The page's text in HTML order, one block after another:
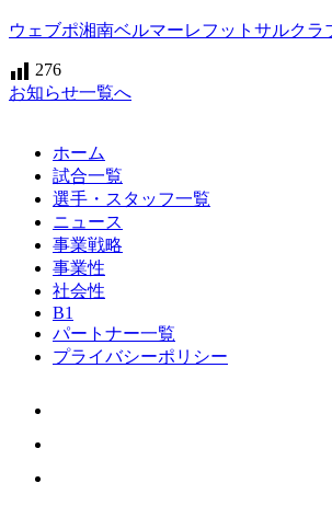
ウェブポ湘南ベルマーレフットサルクラ
276
お知らせ一覧へ
ホーム
試合一覧
選手・スタッフ一覧
ニュース
事業戦略
事業性
社会性
B1
パートナー一覧
プライバシーポリシー